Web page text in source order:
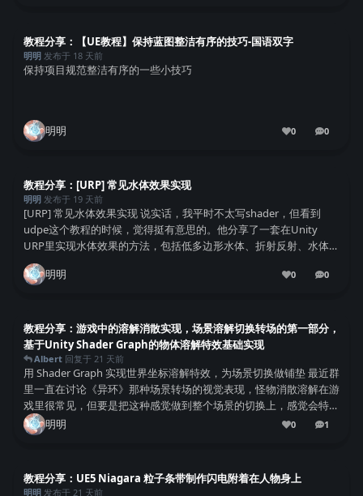
教程分享：【UE教程】保持蓝图整洁有序的技巧-国语双字
明明发布于 18 天前
保持项目规范整洁有序的一些小技巧
明明 0 0
0条回复
教程分享：[URP] 常见水体效果实现
明明发布于 19 天前
[URP] 常见水体效果实现 说实话，我平时不太写shader，但看到
udpe这个教程的时候，觉得挺有意思的。他分享了一套在Unity
URP里实现水体效果的方法，包括低多边形水体、折射反射、水体交
互这些。虽然是基础实现，没怎么扣优化，但够用了。 环境准备 他
用的Unity 20...
明明 0 0
0条回复
教程分享：游戏中的溶解消散实现，场景溶解切换转场的第一部分，
基于Unity Shader Graph的物体溶解特效基础实现
Albert回复于 21 天前
用 Shader Graph 实现世界坐标溶解特效，为场景切换做铺垫 最近群
里一直在讨论《异环》那种场景转场的视觉表现，怪物消散溶解在游
戏里很常见，但要是把这种感觉做到整个场景的切换上，感觉会特别
带感。刚好看到 Nowpaper 分享了一个基于 Unity Shader Grap...
明明 0 1
1 条回复
教程分享：UE5 Niagara 粒子条带制作闪电附着在人物身上
明明发布于 21 天前